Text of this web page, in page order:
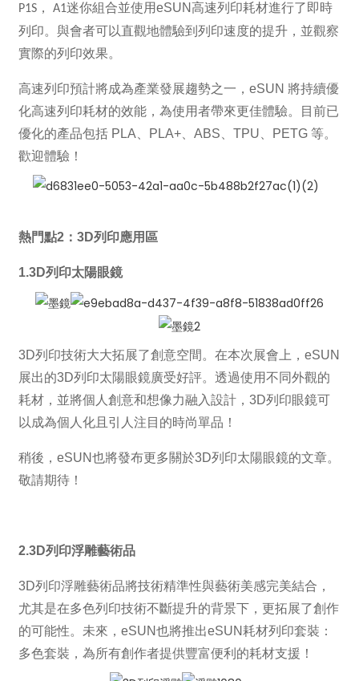
P1S， A1迷你組合並使用eSUN高速列印耗材進行了即時
列印。與會者可以直觀地體驗到列印速度的提升，並觀察
實際的列印效果。
高速列印預計將成為產業發展趨勢之一，eSUN 將持續優
化高速列印耗材的效能，為使用者帶來更佳體驗。目前已
優化的產品包括 PLA、PLA+、ABS、TPU、PETG 等。
歡迎體驗！
熱門點2：3D列印應用區
1.3D列印太陽眼鏡
3D列印技術大大拓展了創意空間。在本次展會上，eSUN
展出的3D列印太陽眼鏡廣受好評。透過使用不同外觀的
耗材，並將個人創意和想像力融入設計，3D列印眼鏡可
以成為個人化且引人注目的時尚單品！
稍後，eSUN也將發布更多關於3D列印太陽眼鏡的文章。
敬請期待！
2.3D列印浮雕藝術品
3D列印浮雕藝術品將技術精準性與藝術美感完美結合，
尤其是在多色列印技術不斷提升的背景下，更拓展了創作
的可能性。未來，eSUN也將推出eSUN耗材列印套裝：
多色套裝，為所有創作者提供豐富便利的耗材支援！